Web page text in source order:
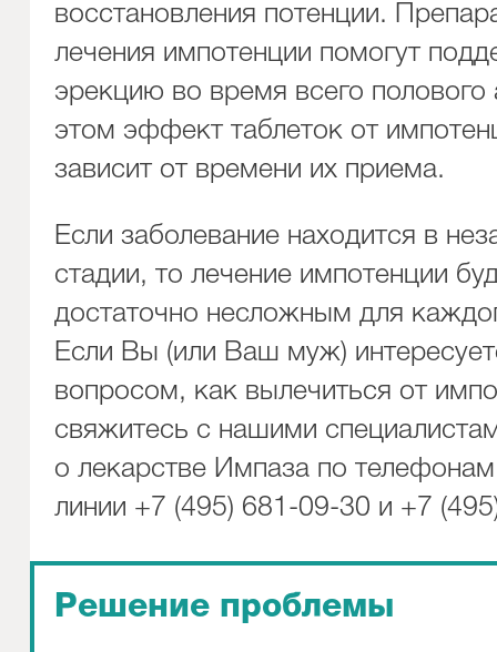
восстановления потенции.
лечения импотенции помогут
эрекцию во время всего полового
этом эффект таблеток от
зависит от времени их приема.
Если заболевание находится в
стадии, то лечение импотенции
достаточно несложным для
Если Вы (или Ваш муж)
вопросом, как вылечиться от
свяжитесь с нашими
о лекарстве Импаза по телефонам
линии +7 (495) 681-09-30 и +7
Решение проблемы